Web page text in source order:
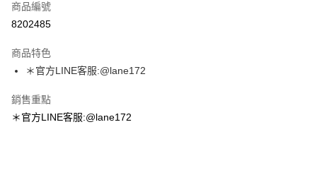
超商取貨付款
Apple Pay
街口支付
悠遊付
商品編號
8202485
商品特色
＊官方LINE客服:@lane172
銷售重點
＊官方LINE客服:@lane172